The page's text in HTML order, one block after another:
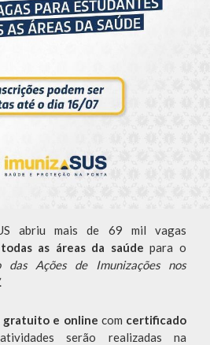
abriu mais de 69 mil vagas
as áreas da saúde para o
das Ações de Imunizações nos
.
e online com certificado
serão realizadas na